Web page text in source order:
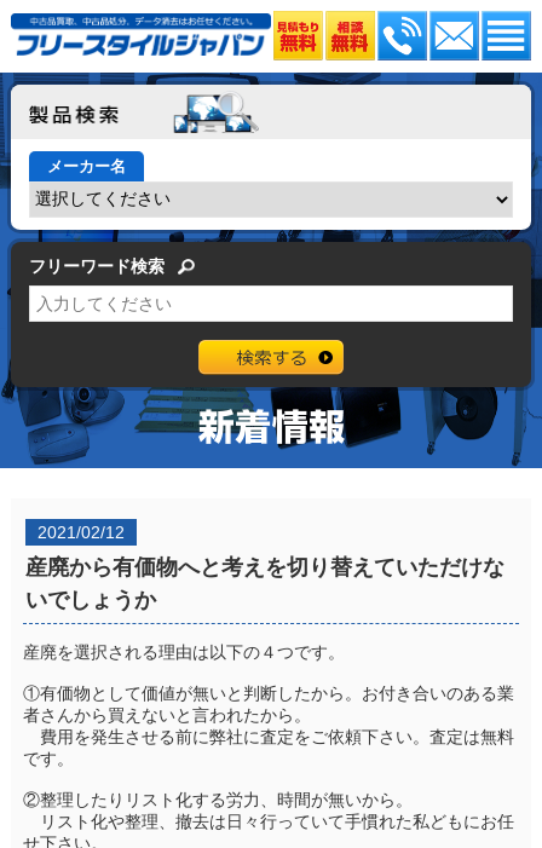
メーカー名
フリーワード検索
2021/02/12
産廃から有価物へと考えを切り替えていただけな
いでしょうか
産廃を選択される理由は以下の４つです。
①有価物として価値が無いと判断したから。お付き合いのある業
者さんから買えないと言われたから。
費用を発生させる前に弊社に査定をご依頼下さい。査定は無料
です。
②整理したりリスト化する労力、時間が無いから。
リスト化や整理、撤去は日々行っていて手慣れた私どもにお任
せ下さい。